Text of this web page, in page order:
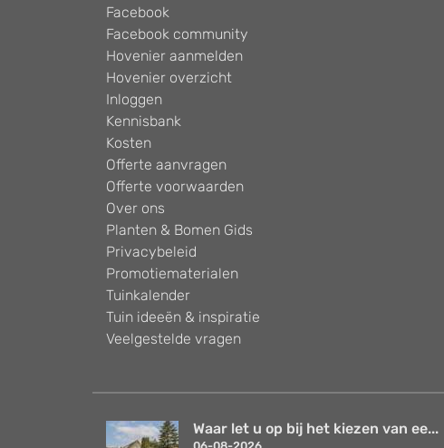
Facebook
Facebook community
Hovenier aanmelden
Hovenier overzicht
Inloggen
Kennisbank
Kosten
Offerte aanvragen
Offerte voorwaarden
Over ons
Planten & Bomen Gids
Privacybeleid
Promotiematerialen
Tuinkalender
Tuin ideeën & inspiratie
Veelgestelde vragen
Waar let u op bij het kiezen van ee...